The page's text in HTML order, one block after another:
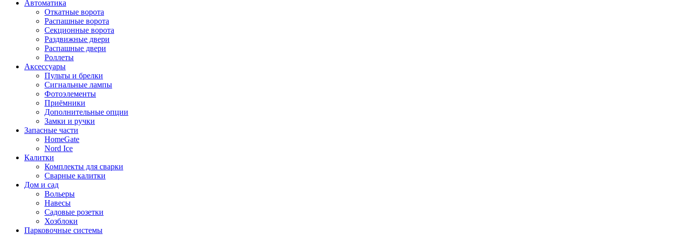
Автоматика
Откатные ворота
Распашные ворота
Секционные ворота
Раздвижные двери
Распашные двери
Роллеты
Аксессуары
Пульты и брелки
Сигнальные лампы
Фотоэлементы
Приёмники
Дополнительные опции
Замки и ручки
Запасные части
HomeGate
Nord Ice
Калитки
Комплекты для сварки
Сварные калитки
Дом и сад
Вольеры
Навесы
Садовые розетки
Хозблоки
Парковочные системы